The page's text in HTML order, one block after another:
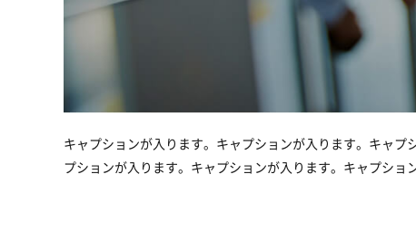
キャプションが入ります。キャプションが入ります。キャ
プションが入ります。キャプションが入ります。キャプショ